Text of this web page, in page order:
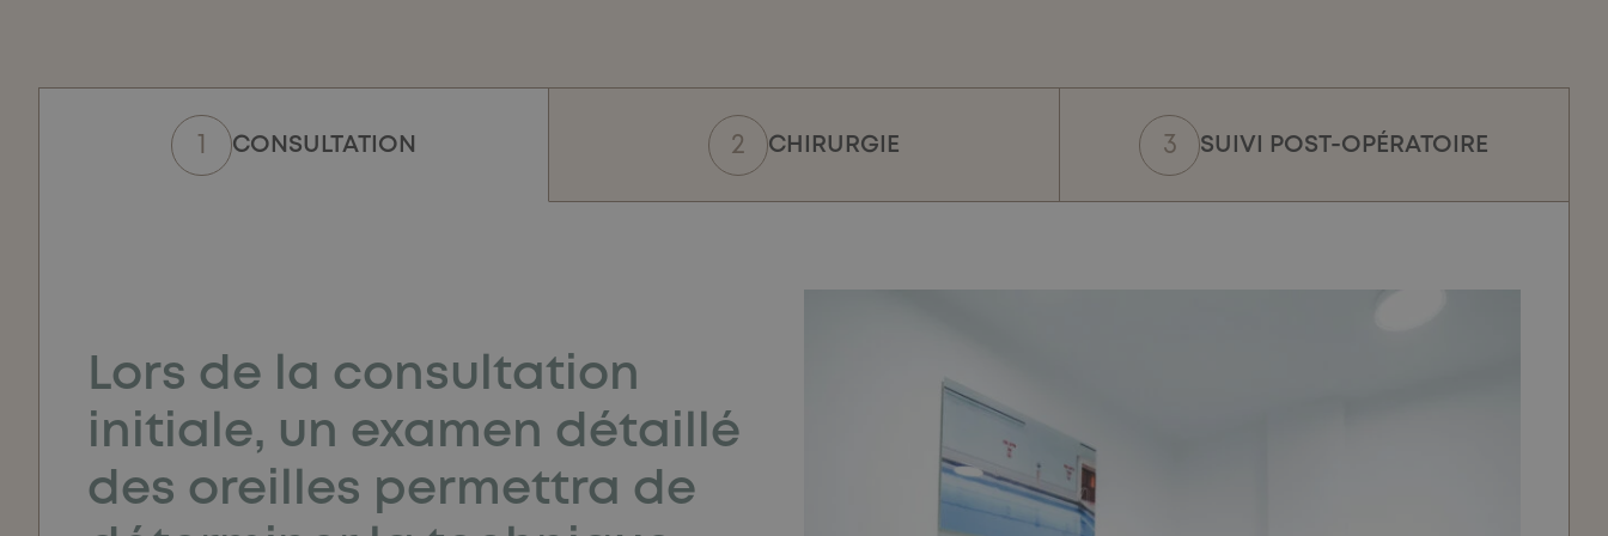
CONSULTATION CHIRURGIE SUIVI POST-OPÉRATOIRE
Lors de la consultation
initiale, un examen détaillé
des oreilles permettra de